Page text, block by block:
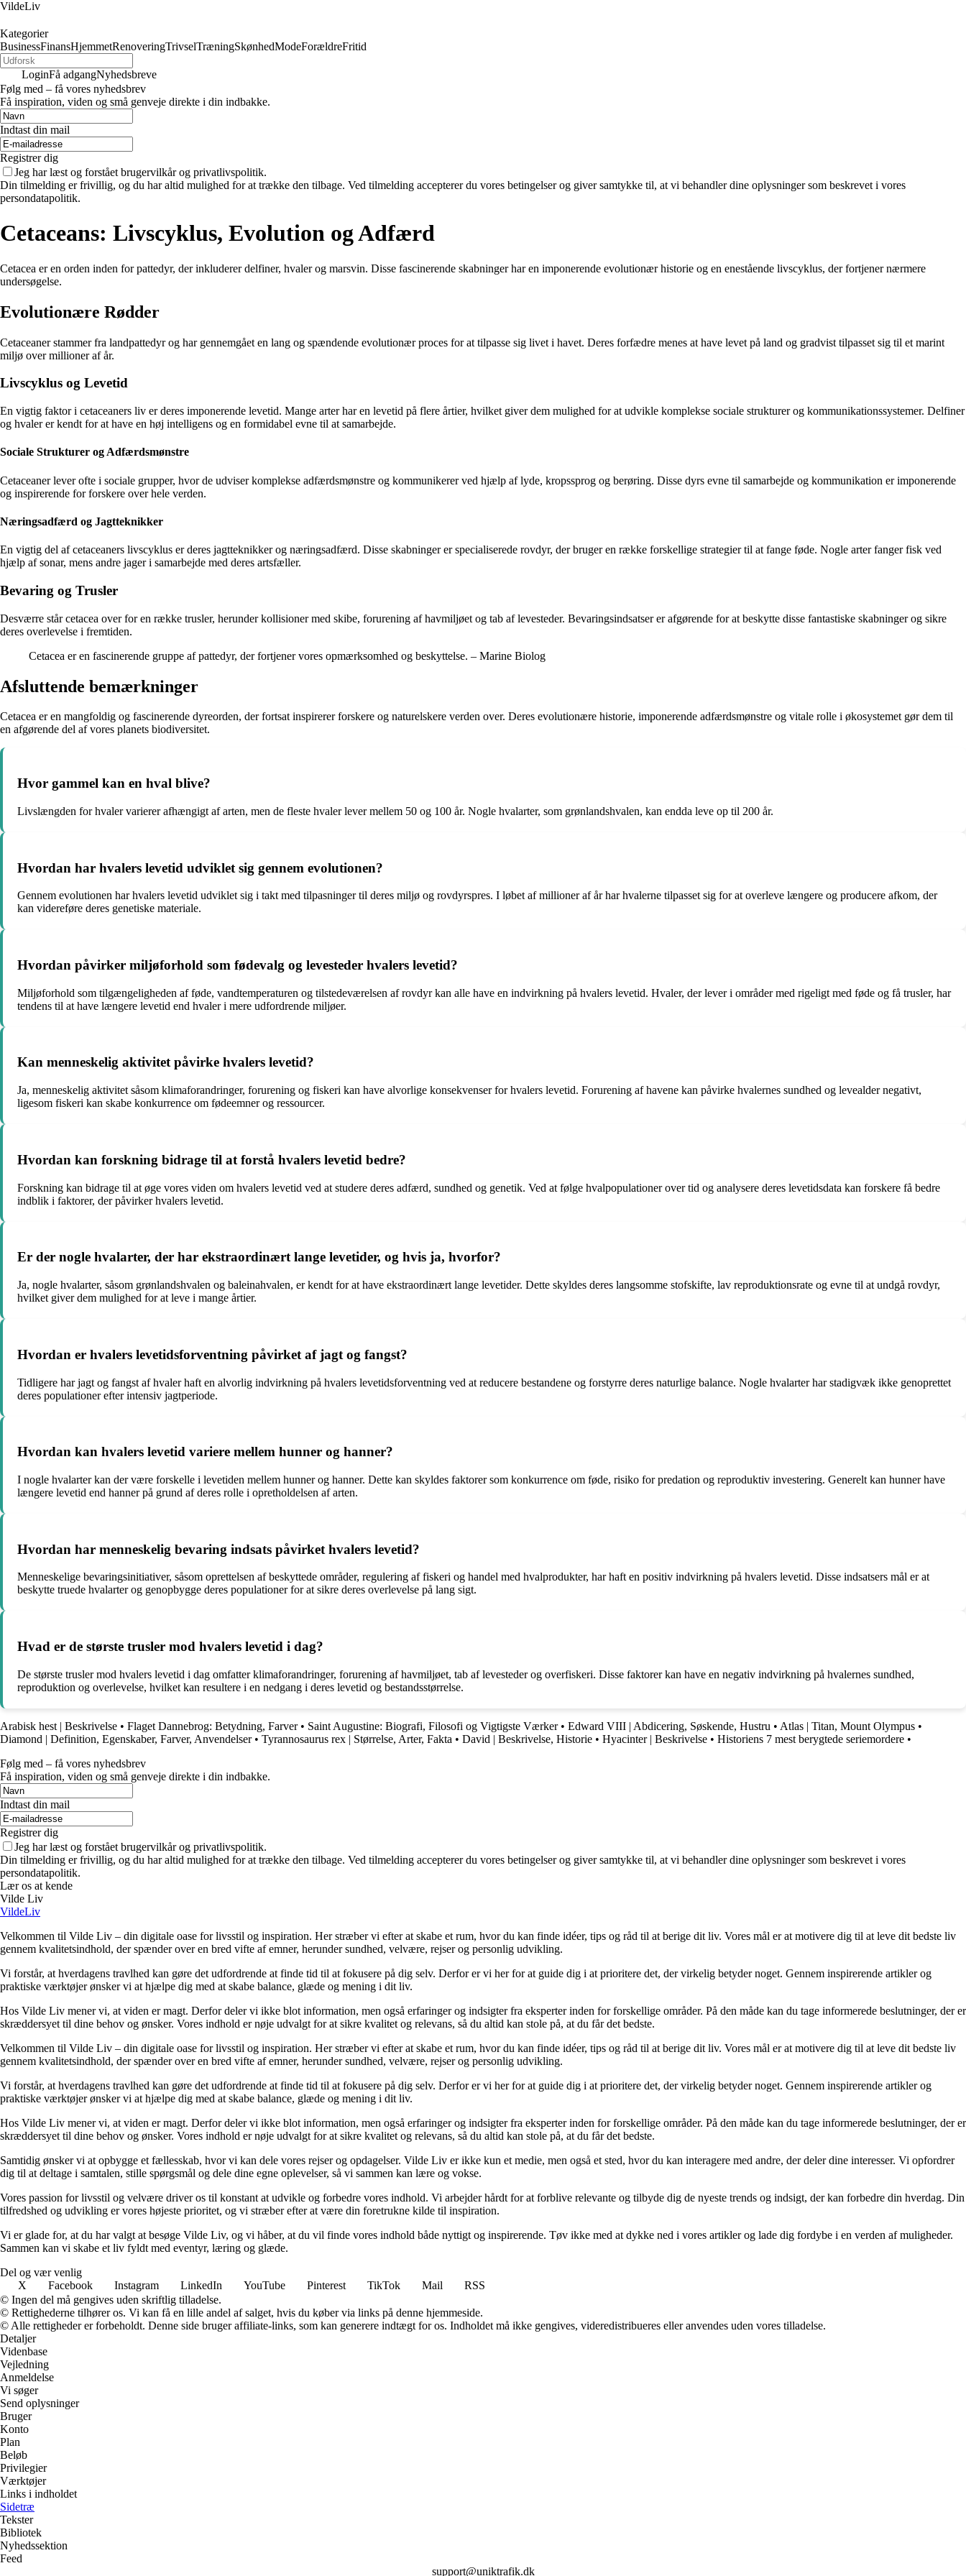
VildeLiv
Kategorier
BusinessFinansHjemmetRenoveringTrivselTræningSkønhedModeForældreFritid
LoginFå adgangNyhedsbreve
Følg med – få vores nyhedsbrev
Få inspiration, viden og små genveje direkte i din indbakke.
Indtast din mail
Registrer dig
Jeg har læst og forstået brugervilkår og privatlivspolitik.
Din tilmelding er frivillig, og du har altid mulighed for at trække den tilbage. Ved tilmelding accepterer du vores betingelser og giver samtykke til, at vi behandler dine oplysninger som beskrevet i vores
persondatapolitik.
Cetaceans: Livscyklus, Evolution og Adfærd
Cetacea er en orden inden for pattedyr, der inkluderer delfiner, hvaler og marsvin. Disse fascinerende skabninger har en imponerende evolutionær historie og en enestående livscyklus, der fortjener nærmere
undersøgelse.
Evolutionære Rødder
Cetaceaner stammer fra landpattedyr og har gennemgået en lang og spændende evolutionær proces for at tilpasse sig livet i havet. Deres forfædre menes at have levet på land og gradvist tilpasset sig til et marint
miljø over millioner af år.
Livscyklus og Levetid
En vigtig faktor i cetaceaners liv er deres imponerende levetid. Mange arter har en levetid på flere årtier, hvilket giver dem mulighed for at udvikle komplekse sociale strukturer og kommunikationssystemer. Delfiner
og hvaler er kendt for at have en høj intelligens og en formidabel evne til at samarbejde.
Sociale Strukturer og Adfærdsmønstre
Cetaceaner lever ofte i sociale grupper, hvor de udviser komplekse adfærdsmønstre og kommunikerer ved hjælp af lyde, kropssprog og berøring. Disse dyrs evne til samarbejde og kommunikation er imponerende
og inspirerende for forskere over hele verden.
Næringsadfærd og Jagtteknikker
En vigtig del af cetaceaners livscyklus er deres jagtteknikker og næringsadfærd. Disse skabninger er specialiserede rovdyr, der bruger en række forskellige strategier til at fange føde. Nogle arter fanger fisk ved
hjælp af sonar, mens andre jager i samarbejde med deres artsfæller.
Bevaring og Trusler
Desværre står cetacea over for en række trusler, herunder kollisioner med skibe, forurening af havmiljøet og tab af levesteder. Bevaringsindsatser er afgørende for at beskytte disse fantastiske skabninger og sikre
deres overlevelse i fremtiden.
Cetacea er en fascinerende gruppe af pattedyr, der fortjener vores opmærksomhed og beskyttelse. – Marine Biolog
Afsluttende bemærkninger
Cetacea er en mangfoldig og fascinerende dyreorden, der fortsat inspirerer forskere og naturelskere verden over. Deres evolutionære historie, imponerende adfærdsmønstre og vitale rolle i økosystemet gør dem til
en afgørende del af vores planets biodiversitet.
Hvor gammel kan en hval blive?
Livslængden for hvaler varierer afhængigt af arten, men de fleste hvaler lever mellem 50 og 100 år. Nogle hvalarter, som grønlandshvalen, kan endda leve op til 200 år.
Hvordan har hvalers levetid udviklet sig gennem evolutionen?
Gennem evolutionen har hvalers levetid udviklet sig i takt med tilpasninger til deres miljø og rovdyrspres. I løbet af millioner af år har hvalerne tilpasset sig for at overleve længere og producere afkom, der
kan videreføre deres genetiske materiale.
Hvordan påvirker miljøforhold som fødevalg og levesteder hvalers levetid?
Miljøforhold som tilgængeligheden af føde, vandtemperaturen og tilstedeværelsen af rovdyr kan alle have en indvirkning på hvalers levetid. Hvaler, der lever i områder med rigeligt med føde og få trusler, har
tendens til at have længere levetid end hvaler i mere udfordrende miljøer.
Kan menneskelig aktivitet påvirke hvalers levetid?
Ja, menneskelig aktivitet såsom klimaforandringer, forurening og fiskeri kan have alvorlige konsekvenser for hvalers levetid. Forurening af havene kan påvirke hvalernes sundhed og levealder negativt,
ligesom fiskeri kan skabe konkurrence om fødeemner og ressourcer.
Hvordan kan forskning bidrage til at forstå hvalers levetid bedre?
Forskning kan bidrage til at øge vores viden om hvalers levetid ved at studere deres adfærd, sundhed og genetik. Ved at følge hvalpopulationer over tid og analysere deres levetidsdata kan forskere få bedre
indblik i faktorer, der påvirker hvalers levetid.
Er der nogle hvalarter, der har ekstraordinært lange levetider, og hvis ja, hvorfor?
Ja, nogle hvalarter, såsom grønlandshvalen og baleinahvalen, er kendt for at have ekstraordinært lange levetider. Dette skyldes deres langsomme stofskifte, lav reproduktionsrate og evne til at undgå rovdyr,
hvilket giver dem mulighed for at leve i mange årtier.
Hvordan er hvalers levetidsforventning påvirket af jagt og fangst?
Tidligere har jagt og fangst af hvaler haft en alvorlig indvirkning på hvalers levetidsforventning ved at reducere bestandene og forstyrre deres naturlige balance. Nogle hvalarter har stadigvæk ikke genoprettet
deres populationer efter intensiv jagtperiode.
Hvordan kan hvalers levetid variere mellem hunner og hanner?
I nogle hvalarter kan der være forskelle i levetiden mellem hunner og hanner. Dette kan skyldes faktorer som konkurrence om føde, risiko for predation og reproduktiv investering. Generelt kan hunner have
længere levetid end hanner på grund af deres rolle i opretholdelsen af arten.
Hvordan har menneskelig bevaring indsats påvirket hvalers levetid?
Menneskelige bevaringsinitiativer, såsom oprettelsen af beskyttede områder, regulering af fiskeri og handel med hvalprodukter, har haft en positiv indvirkning på hvalers levetid. Disse indsatsers mål er at
beskytte truede hvalarter og genopbygge deres populationer for at sikre deres overlevelse på lang sigt.
Hvad er de største trusler mod hvalers levetid i dag?
De største trusler mod hvalers levetid i dag omfatter klimaforandringer, forurening af havmiljøet, tab af levesteder og overfiskeri. Disse faktorer kan have en negativ indvirkning på hvalernes sundhed,
reproduktion og overlevelse, hvilket kan resultere i en nedgang i deres levetid og bestandsstørrelse.
Arabisk hest | Beskrivelse • Flaget Dannebrog: Betydning, Farver• Saint Augustine: Biografi, Filosofi og Vigtigste Værker• Edward VIII | Abdicering, Søskende, Hustru • Atlas | Titan, Mount Olympus •
Diamond | Definition, Egenskaber, Farver, Anvendelser• Tyrannosaurus rex | Størrelse, Arter, Fakta • David | Beskrivelse, Historie • Hyacinter | Beskrivelse • Historiens 7 mest berygtede seriemordere •
Følg med – få vores nyhedsbrev
Få inspiration, viden og små genveje direkte i din indbakke.
Indtast din mail
Registrer dig
Jeg har læst og forstået brugervilkår og privatlivspolitik.
Din tilmelding er frivillig, og du har altid mulighed for at trække den tilbage. Ved tilmelding accepterer du vores betingelser og giver samtykke til, at vi behandler dine oplysninger som beskrevet i vores
persondatapolitik.
Lær os at kende
Vilde Liv
VildeLiv
Velkommen til Vilde Liv – din digitale oase for livsstil og inspiration. Her stræber vi efter at skabe et rum, hvor du kan finde idéer, tips og råd til at berige dit liv. Vores mål er at motivere dig til at leve dit bedste liv
gennem kvalitetsindhold, der spænder over en bred vifte af emner, herunder sundhed, velvære, rejser og personlig udvikling.
Vi forstår, at hverdagens travlhed kan gøre det udfordrende at finde tid til at fokusere på dig selv. Derfor er vi her for at guide dig i at prioritere det, der virkelig betyder noget. Gennem inspirerende artikler og
praktiske værktøjer ønsker vi at hjælpe dig med at skabe balance, glæde og mening i dit liv.
Hos Vilde Liv mener vi, at viden er magt. Derfor deler vi ikke blot information, men også erfaringer og indsigter fra eksperter inden for forskellige områder. På den måde kan du tage informerede beslutninger, der er
skræddersyet til dine behov og ønsker. Vores indhold er nøje udvalgt for at sikre kvalitet og relevans, så du altid kan stole på, at du får det bedste.
Velkommen til Vilde Liv – din digitale oase for livsstil og inspiration. Her stræber vi efter at skabe et rum, hvor du kan finde idéer, tips og råd til at berige dit liv. Vores mål er at motivere dig til at leve dit bedste liv
gennem kvalitetsindhold, der spænder over en bred vifte af emner, herunder sundhed, velvære, rejser og personlig udvikling.
Vi forstår, at hverdagens travlhed kan gøre det udfordrende at finde tid til at fokusere på dig selv. Derfor er vi her for at guide dig i at prioritere det, der virkelig betyder noget. Gennem inspirerende artikler og
praktiske værktøjer ønsker vi at hjælpe dig med at skabe balance, glæde og mening i dit liv.
Hos Vilde Liv mener vi, at viden er magt. Derfor deler vi ikke blot information, men også erfaringer og indsigter fra eksperter inden for forskellige områder. På den måde kan du tage informerede beslutninger, der er
skræddersyet til dine behov og ønsker. Vores indhold er nøje udvalgt for at sikre kvalitet og relevans, så du altid kan stole på, at du får det bedste.
Samtidig ønsker vi at opbygge et fællesskab, hvor vi kan dele vores rejser og opdagelser. Vilde Liv er ikke kun et medie, men også et sted, hvor du kan interagere med andre, der deler dine interesser. Vi opfordrer
dig til at deltage i samtalen, stille spørgsmål og dele dine egne oplevelser, så vi sammen kan lære og vokse.
Vores passion for livsstil og velvære driver os til konstant at udvikle og forbedre vores indhold. Vi arbejder hårdt for at forblive relevante og tilbyde dig de nyeste trends og indsigt, der kan forbedre din hverdag. Din
tilfredshed og udvikling er vores højeste prioritet, og vi stræber efter at være din foretrukne kilde til inspiration.
Vi er glade for, at du har valgt at besøge Vilde Liv, og vi håber, at du vil finde vores indhold både nyttigt og inspirerende. Tøv ikke med at dykke ned i vores artikler og lade dig fordybe i en verden af muligheder.
Sammen kan vi skabe et liv fyldt med eventyr, læring og glæde.
Del og vær venlig
X
Facebook Instagram LinkedIn YouTube Pinterest TikTok Mail
RSS
© Ingen del må gengives uden skriftlig tilladelse.
© Rettighederne tilhører os. Vi kan få en lille andel af salget, hvis du køber via links på denne hjemmeside.
© Alle rettigheder er forbeholdt. Denne side bruger affiliate-links, som kan generere indtægt for os. Indholdet må ikke gengives, videredistribueres eller anvendes uden vores tilladelse.
Detaljer
Videnbase
Vejledning
Anmeldelse
Vi søger
Send oplysninger
Bruger
Konto
Plan
Beløb
Privilegier
Værktøjer
Links i indholdet
Sidetræ
Tekster
Bibliotek
Nyhedssektion
Feed
support@uniktrafik.dk